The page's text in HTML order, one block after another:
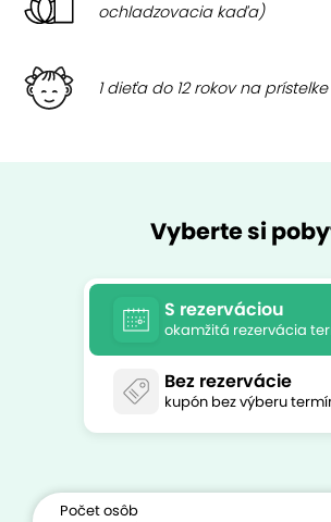
ochladzovacia kaďa)
1 dieťa do 12 rokov na
Vyberte si
S rezerváciou
okamžitá rezervácia
Bez rezervácie
kupón bez výberu
Počet osôb